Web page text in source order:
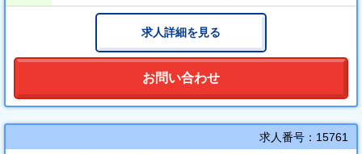
求人詳細を見る
お問い合わせ
求人番号：15761